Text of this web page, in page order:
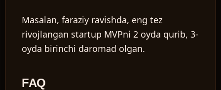
Masalan, faraziy ravishda, eng tez
rivojlangan startup MVPni 2 oyda qurib, 3-
oyda birinchi daromad olgan.
FAQ